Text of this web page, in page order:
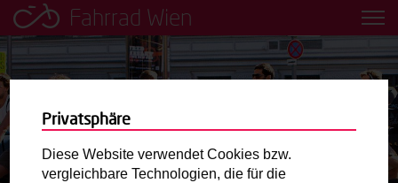
Fahrrad Wien
Leih dir einfach ein Transportfahrrad in deiner Nähe aus!
Mobilitätsbildung für Kinder und
Jugendliche
Radweg-Projektkarte
Privatsphäre
Diese Website verwendet Cookies bzw.
vergleichbare Technologien, die für die